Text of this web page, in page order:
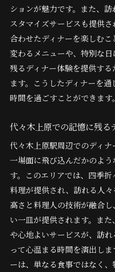
ションが魅力です。また、
スタマイズサービスも提供
合わせたディナーを楽しむ
変わるメニューや、特別な
残るディナー体験を提供す
ます。こうしたディナーを
時間を過ごすことができます。
代々木上原での記憶に残る
代々木上原駅周辺でのディ
一場面に飛び込んだかのよ
す。このエリアでは、四季
料理が提供され、訪れる人
高さと料理人の技術が融合
い一皿が提供されます。ま
や心地よいサービスが、訪
って心温まる時間を演出し
ーは、単なる食事ではなく